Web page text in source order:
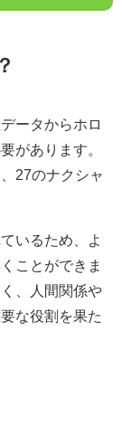
ータからホロ
があります。
27のナクシャ
いるため、よ
ことができま
、人間関係や
な役割を果た